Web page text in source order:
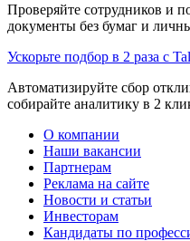
Проверяйте сотрудников и
документы без бумаг и
Ускорьте подбор в 2 раза с
Автоматизируйте сбор
собирайте аналитику в 2
О компании
Наши вакансии
Партнерам
Реклама на сайте
Новости и статьи
Инвесторам
Кандидаты по